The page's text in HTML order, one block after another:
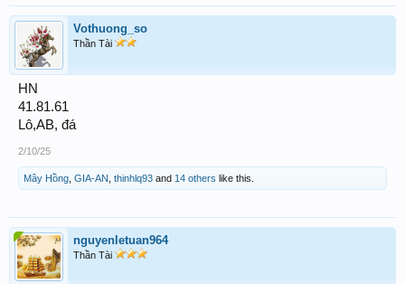
Vothuong_so
Thần Tài
HN
41.81.61
Lô,AB, đá
2/10/25
Mây Hồng GIA-AN thinhlq93 and 14 others like this.
nguyenletuan964
Thần Tài